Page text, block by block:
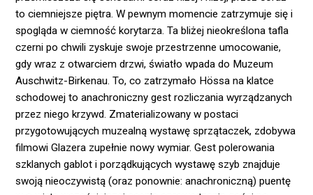
to ciemniejsze piętra. W pewnym momencie zatrzymuje się i
spogląda w ciemność korytarza. Ta bliżej nieokreślona tafla
czerni po chwili zyskuje swoje przestrzenne umocowanie,
gdy wraz z otwarciem drzwi, światło wpada do Muzeum
Auschwitz-Birkenau. To, co zatrzymało Hössa na klatce
schodowej to anachroniczny gest rozliczania wyrządzanych
przez niego krzywd. Zmaterializowany w postaci
przygotowujących muzealną wystawę sprzątaczek, zdobywa
filmowi Glazera zupełnie nowy wymiar. Gest polerowania
szklanych gablot i porządkujących wystawę szyb znajduje
swoją nieoczywistą (oraz ponownie: anachroniczną) puentę